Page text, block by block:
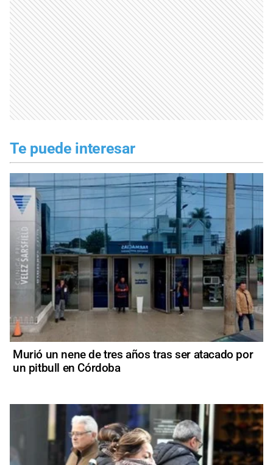
Te puede interesar
Murió un nene de tres años tras ser atacado por
un pitbull en Córdoba